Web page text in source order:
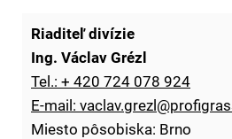
Riaditeľ divízie
Ing. Václav Grézl
Tel.: + 420 724 078 924
E-mail:
Miesto pôsobiska: Brno